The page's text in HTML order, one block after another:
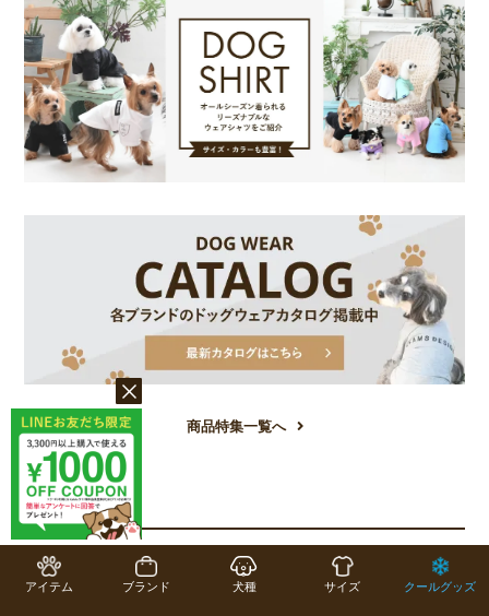
アイテム ブランド 犬種 サイズ クールグッズ
商品特集一覧へ
COLUMN
コラム一覧